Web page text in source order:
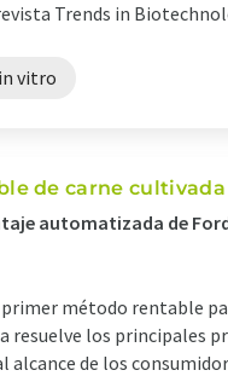
Trends in
vitro
de carne cultivada
automatizada de
método rentable
los principales
de los